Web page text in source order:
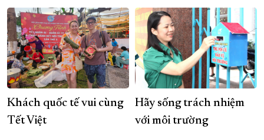
Khách quốc tế vui cùng
Tết Việt
Hãy sống trách nhiệm
với môi trường